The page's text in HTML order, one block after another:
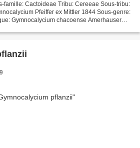
famille: Cactoideae Tribu: Cereeae Sous-tribu:
Pfeiffer ex Mittler 1844 Sous-genre:
Gymnocalycium chacoense Amerhauser